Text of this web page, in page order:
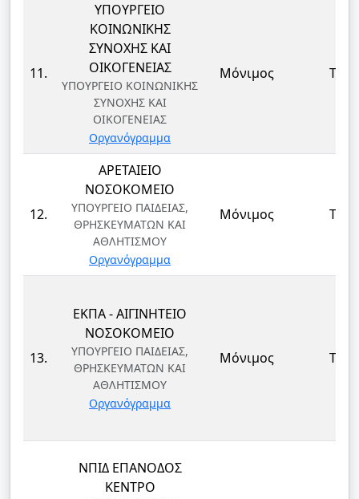
11.
ΥΠΟΥΡΓΕΙΟ
ΚΟΙΝΩΝΙΚΗΣ
ΣΥΝΟΧΗΣ ΚΑΙ
ΟΙΚΟΓΕΝΕΙΑΣ
ΥΠΟΥΡΓΕΙΟ ΚΟΙΝΩΝΙΚΗΣ
ΣΥΝΟΧΗΣ ΚΑΙ
ΟΙΚΟΓΕΝΕΙΑΣ
Οργανόγραμμα
Μόνιμος ΤΕ
12.
ΑΡΕΤΑΙΕΙΟ
ΝΟΣΟΚΟΜΕΙΟ
ΥΠΟΥΡΓΕΙΟ ΠΑΙΔΕΙΑΣ,
ΘΡΗΣΚΕΥΜΑΤΩΝ ΚΑΙ
ΑΘΛΗΤΙΣΜΟΥ
Οργανόγραμμα
Μόνιμος ΤΕ
13.
ΕΚΠΑ - ΑΙΓΙΝΗΤΕΙΟ
ΝΟΣΟΚΟΜΕΙΟ
ΥΠΟΥΡΓΕΙΟ ΠΑΙΔΕΙΑΣ,
ΘΡΗΣΚΕΥΜΑΤΩΝ ΚΑΙ
ΑΘΛΗΤΙΣΜΟΥ
Οργανόγραμμα
Μόνιμος ΤΕ
ΝΠΙΔ ΕΠΑΝΟΔΟΣ
ΚΕΝΤΡΟ